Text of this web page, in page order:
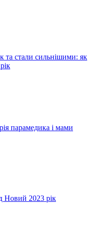
та стали сильнішими: як
парамедика і мами
Новий 2023 рік